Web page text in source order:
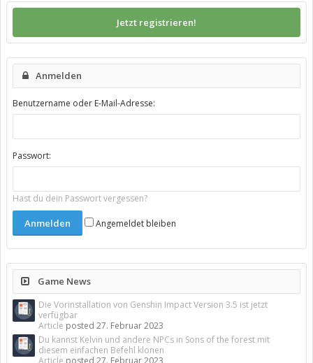
Jetzt registrieren!
Anmelden
Benutzername oder E-Mail-Adresse:
Passwort:
Hast du dein Passwort vergessen?
Angemeldet bleiben
Game News
Die Vorinstallation von Genshin Impact Version 3.5 ist jetzt
verfügbar
Article posted 27. Februar 2023
Du kannst Kelvin und andere NPCs in Sons of the forest mit
diesem einfachen Befehl klonen
Article posted 27. Februar 2023